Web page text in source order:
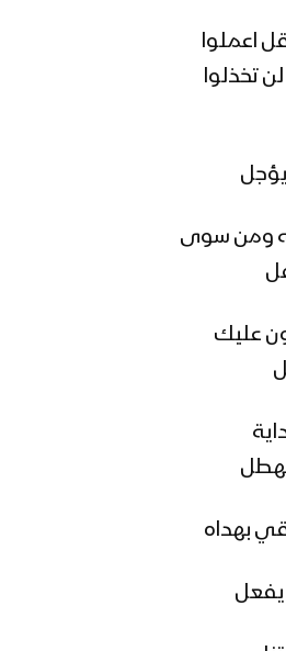
القرآن الكريم – القول السديد
– القول السديد – الإنتاج
– حلقة رمضانية من جبهات
السديد 1444هـ
اعملوا
تخذلوا
ومن سوى
عليك
يهطل
بهداه
يفعل